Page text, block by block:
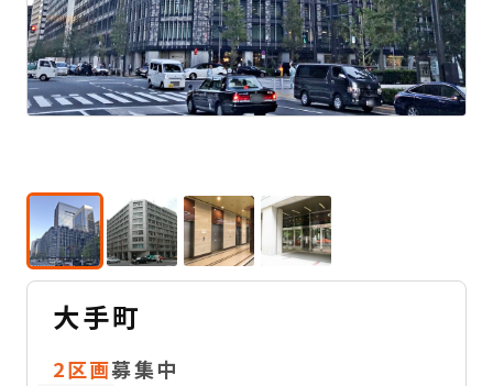
大手町
2区画募集中